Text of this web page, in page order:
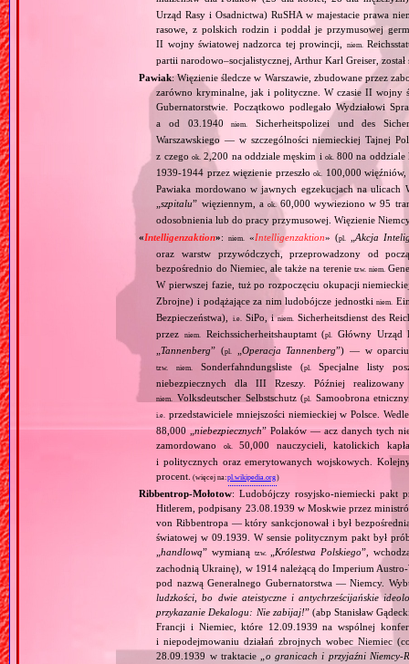
Urząd Rasy i Osadnictwa) RuSHA w majestacie prawa
rasowe, z polskich rodzin i poddał je przymusowej
II wojny światowej nadzorca tej prowincji,
niem.
partii narodowo–socjalistycznej, Arthur Karl Greiser, został
Pawiak: Więzienie śledcze w Warszawie, zbudowane przez
zarówno kryminalne, jak i polityczne. W czasie II wojny
Gubernatorstwie. Początkowo podlegało Wydziałowi
a od 03.1940niem.
Sicherheitspolizei und des
Warszawskiego — w szczególności niemieckiej Tajnej
z czego ok. 2,200 na oddziale męskim i ok.800 na oddziale
1939‐1944 przez więzienie przeszłook. 100,000
Pawiaka mordowano w jawnych egzekucjach na
„szpitalu” więziennym, a ok.60,000 wywieziono w 95
odosobnienia lub do pracy przymusowej. Więzienie
«Intelligenzaktion»: niem.«Intelligenzaktion» (pl. „Akcja
oraz warstw przywódczych, przeprowadzony od
bezpośrednio do Niemiec, ale także na terenie tzw. niem.
W pierwszej fazie, tuż po rozpoczęciu okupacji
Zbrojne) i podążające za nim ludobójcze jednostkiniem.
Bezpieczeństwa),
i.e.SiPo, iniem.Sicherheitsdienst des
przezniem. Reichssicherheitshauptamt (pl.
Główny Urząd
„Tannenberg” (pl. „Operacja Tannenberg”) — w oparciu
tzw. niem. Sonderfahndungsliste (pl.Specjalne listy
niebezpiecznych dla III Rzeszy. Później
niem. Volksdeutscher Selbstschutz (pl. Samoobrona
i.e. przedstawiciele mniejszości niemieckiej w Polsce.
88,000 „niebezpiecznych” Polaków — acz danych tych
zamordowano
ok.50,000 nauczycieli, katolickich
i politycznych oraz emerytowanych wojskowych.
procent. (więcej na:pl.wikipedia.org)
Ribbentrop‐Mołotow: Ludobójczy rosyjsko‐niemiecki pakt
Hitlerem, podpisany 23.08.1939 w Moskwie przez
von Ribbentropa — który sankcjonował i był
światowej w 09.1939. W sensie politycznym pakt był
„handlową” wymianą tzw.„Królestwa Polskiego”,
zachodnią Ukrainę), w 1914 należącą do Imperium
pod nazwą Generalnego Gubernatorstwa — Niemcy.
ludzkości, bo dwie ateistyczne i antychrześcijańskie
przykazanie Dekalogu: Nie zabijaj!” (abp Stanisław
Francji i Niemiec, które 12.09.1939 na wspólnej
i niepodejmowaniu działań zbrojnych wobec Niemiec
28.09.1939 w traktacie „o granicach i przyjaźni